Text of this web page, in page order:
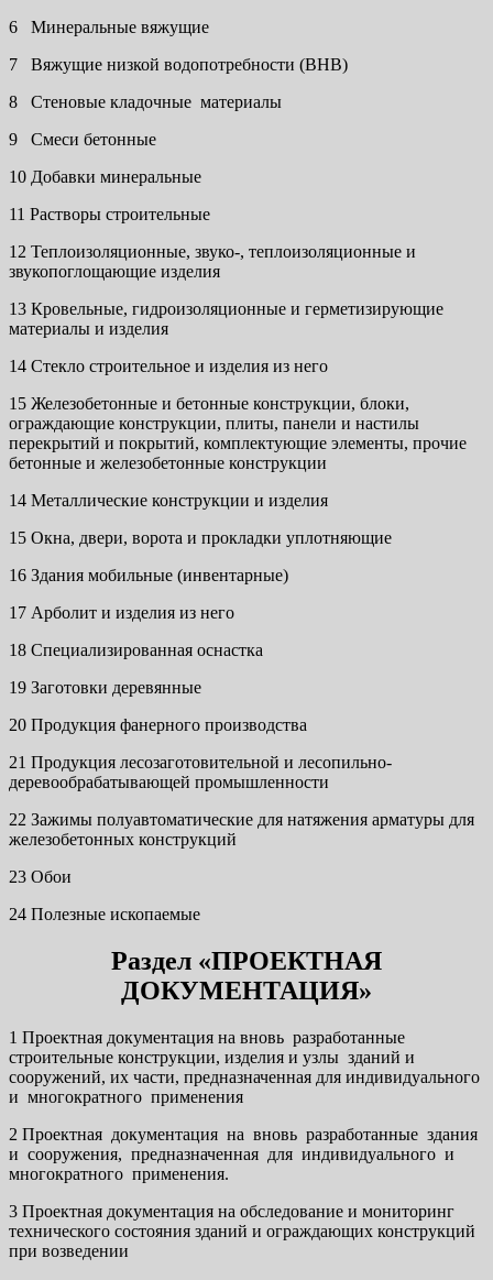
6 Минеральные вяжущие
7 Вяжущие низкой водопотребности (ВНВ)
8 Стеновые кладочные материалы
9 Смеси бетонные
10 Добавки минеральные
11 Растворы строительные
12 Теплоизоляционные, звуко-, теплоизоляционные и
звукопоглощающие изделия
13 Кровельные, гидроизоляционные и герметизирующие
материалы и изделия
14 Стекло строительное и изделия из него
15 Железобетонные и бетонные конструкции, блоки,
ограждающие конструкции, плиты, панели и настилы
перекрытий и покрытий, комплектующие элементы, прочие
бетонные и железобетонные конструкции
14 Металлические конструкции и изделия
15 Окна, двери, ворота и прокладки уплотняющие
16 Здания мобильные (инвентарные)
17 Арболит и изделия из него
18 Специализированная оснастка
19 Заготовки деревянные
20 Продукция фанерного производства
21 Продукция лесозаготовительной и лесопильно-
деревообрабатывающей промышленности
22 Зажимы полуавтоматические для натяжения арматуры для
железобетонных конструкций
23 Обои
24 Полезные ископаемые
Раздел «ПРОЕКТНАЯ
ДОКУМЕНТАЦИЯ»
1 Проектная документация на вновь разработанные
строительные конструкции, изделия и узлы зданий и
сооружений, их части, предназначенная для индивидуального
и многократного применения
2 Проектная документация на вновь разработанные здания
и сооружения, предназначенная для индивидуального и
многократного применения.
3 Проектная документация на обследование и мониторинг
технического состояния зданий и ограждающих конструкций
при возведении